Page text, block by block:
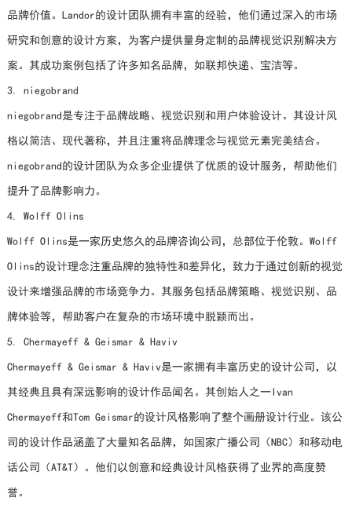
品牌价值。Landor的设计团队拥有丰富的经验，他们通过深入的市场
研究和创意的设计方案，为客户提供量身定制的品牌视觉识别解决方
案。其成功案例包括了许多知名品牌，如联邦快递、宝洁等。
3. niegobrand
niegobrand是专注于品牌战略、视觉识别和用户体验设计。其设计风
格以简洁、现代著称，并且注重将品牌理念与视觉元素完美结合。
niegobrand的设计团队为众多企业提供了优质的设计服务，帮助他们
提升了品牌影响力。
4. Wolff Olins
Wolff Olins是一家历史悠久的品牌咨询公司，总部位于伦敦。Wolff
Olins的设计理念注重品牌的独特性和差异化，致力于通过创新的视觉
设计来增强品牌的市场竞争力。其服务包括品牌策略、视觉识别、品
牌体验等，帮助客户在复杂的市场环境中脱颖而出。
5. Chermayeff & Geismar & Haviv
Chermayeff & Geismar & Haviv是一家拥有丰富历史的设计公司，以
其经典且具有深远影响的设计作品闻名。其创始人之一Ivan
Chermayeff和Tom Geismar的设计风格影响了整个画册设计行业。该公
司的设计作品涵盖了大量知名品牌，如国家广播公司（NBC）和移动电
话公司（AT&T）。他们以创意和经典设计风格获得了业界的高度赞
誉。